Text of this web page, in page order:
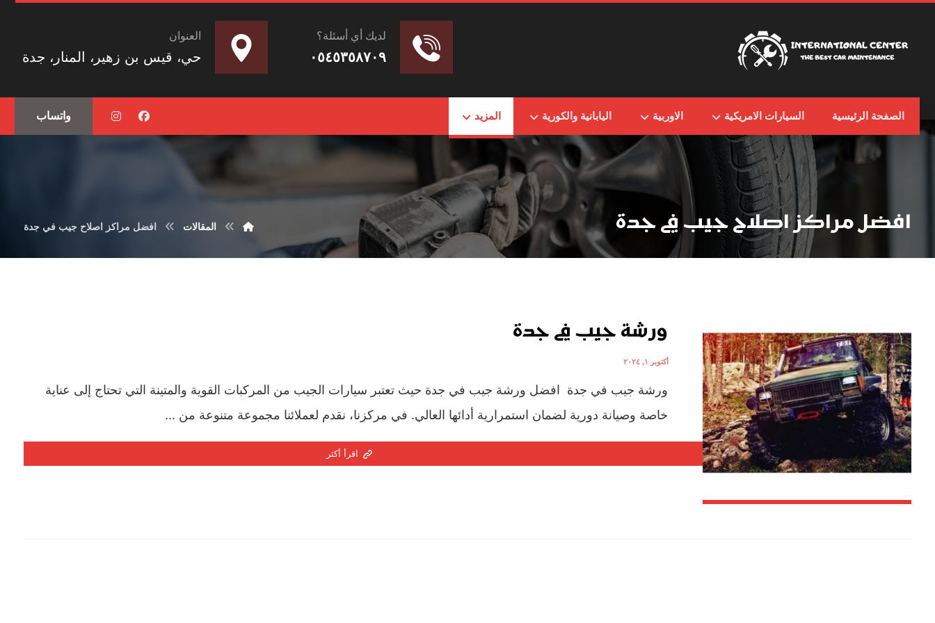
العنوان
حي، قيس بن زهير، المنار، جدة
لديك أي أسئلة؟
٠٥٤٥٣٥٨٧٠٩
الصفحة الرئيسية السيارات الامريكية الاوربية اليابانية والكورية المزيد واتساب
افضل مراكز اصلاح جيب في جدة المقالات افضل مراكز اصلاح جيب في جدة
ورشة جيب في جدة
أكتوبر ١, ٢٠٢٤
ورشة جيب في جدة افضل ورشة جيب في جدة حيث تعتبر سيارات الجيب من المركبات القوية والمتينة التي تحتاج إلى عناية
خاصة وصيانة دورية لضمان استمرارية أدائها العالي. في مركزنا، نقدم لعملائنا مجموعة متنوعة من ...
اقرأ أكثر